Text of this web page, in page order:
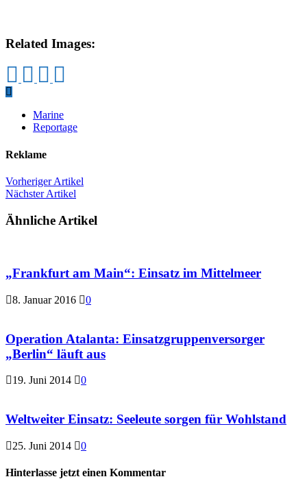
Related Images:
Marine
Reportage
Reklame
Vorheriger Artikel
Nächster Artikel
Ähnliche Artikel
„Frankfurt am Main“: Einsatz im Mittelmeer
8. Januar 2016 0
Operation Atalanta: Einsatzgruppenversorger
„Berlin“ läuft aus
19. Juni 2014 0
Weltweiter Einsatz: Seeleute sorgen für Wohlstand
25. Juni 2014 0
Hinterlasse jetzt einen Kommentar